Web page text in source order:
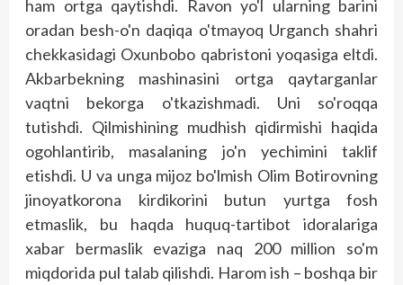
ham ortga qaytishdi. Ravon yo'l ularning barini
oradan besh-o'n daqiqa o'tmayoq Urganch shahri
chekkasidagi Oxunbobo qabristoni yoqasiga eltdi.
Akbarbekning mashinasini ortga qaytarganlar
vaqtni bekorga o'tkazishmadi. Uni so'roqqa
tutishdi. Qilmishining mudhish qidirmishi haqida
ogohlantirib, masalaning jo'n yechimini taklif
etishdi. U va unga mijoz bo'lmish Olim Botirovning
jinoyatkorona kirdikorini butun yurtga fosh
etmaslik, bu haqda huquq-tartibot idoralariga
xabar bermaslik evaziga naq 200 million so'm
miqdorida pul talab qilishdi. Harom ish – boshqa bir